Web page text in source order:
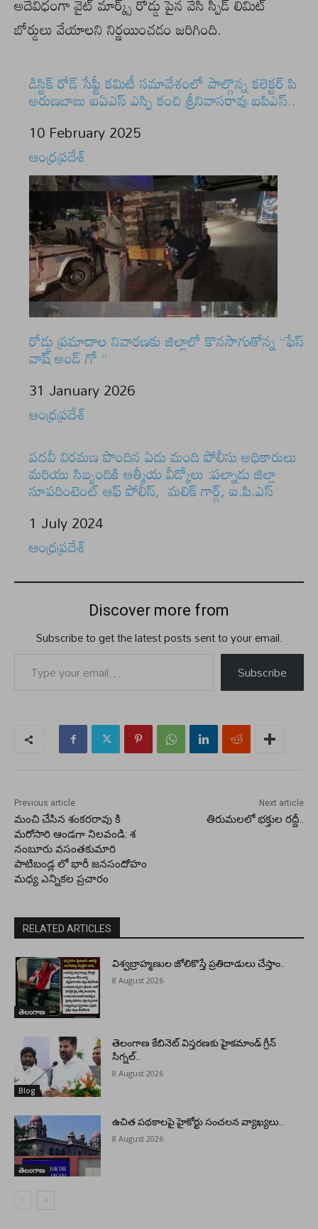
బోర్డులు వేయాలని నిర్ణయించడం జరిగింది.
డిస్టిక్ రోడ్ సేఫ్టీ కమిటీ సమావేశంలో పాల్గొన్న కలెక్టర్ పి
అరుణబాబు ఐఏఎస్ ఎస్పి కంచి శ్రీనివాసరావు ఐపిఎస్..
Date
10 February 2025
In relation to
ఆంధ్రప్రదేశ్
రోడ్డు ప్రమాదాల నివారణకు జిల్లాలో కొనసాగుతోన్న “ఫేస్
వాష్ అండ్ గో “
Date
31 January 2026
In relation to
ఆంధ్రప్రదేశ్
పదవీ విరమణ పొందిన ఏడు మంది పోలీసు అధికారులు
మరియు సిబ్బందికి ఆత్మీయ వీడ్కోలు :పల్నాడు జిల్లా
సూపరింటెంట్ ఆఫ్ పోలీస్, మలిక్ గార్గ్, ఐ.పి.ఎస్
Date
1 July 2024
In relation to
ఆంధ్రప్రదేశ్
Discover more from
Subscribe to get the latest posts sent to your email.
Subscribe
Previous article
మంచి చేసిన శంకరరావు కి
మరోసారి ఆండగా నిలవండి: శ
నంబూరు వసంతకుమారి
పాటిబండ్ల లో భారీ జనసందోహం
మధ్య ఎన్నికల ప్రచారం
Next article
తిరుమలలో భక్తుల రద్దీ..
RELATED ARTICLES
తెలంగాణ
విశ్వబ్రాహ్మణుల జోలికొస్తే ప్రతిదాడులు చేస్తాం..
8 August 2026
Blog
తెలంగాణ కేబినెట్ విస్తరణకు హైకమాండ్ గ్రీన్
సిగ్నల్..
8 August 2026
తెలంగాణ
ఉచిత పథకాలపై హైకోర్టు సంచలన వ్యాఖ్యలు..
8 August 2026